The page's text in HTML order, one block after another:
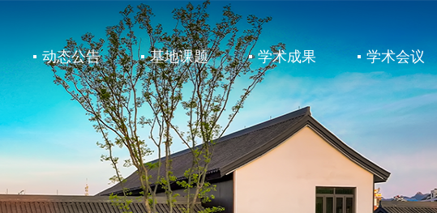
动态公告 基地课题 学术成果 学术会议